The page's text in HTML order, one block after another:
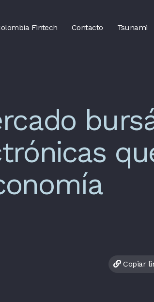
Fintech Contacto Tsunami
Copiar